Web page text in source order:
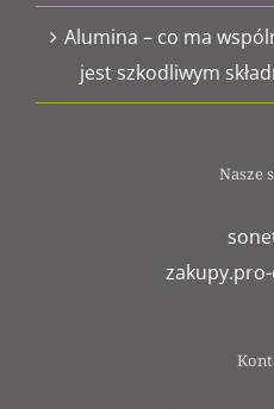
Alumina – co ma
jest szkodliwym
Nasze